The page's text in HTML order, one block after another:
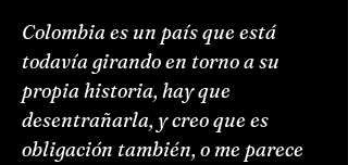
Colombia es un país que está
todavía girando en torno a su
propia historia, hay que
desentrañarla, y creo que es
obligación también, o me parece